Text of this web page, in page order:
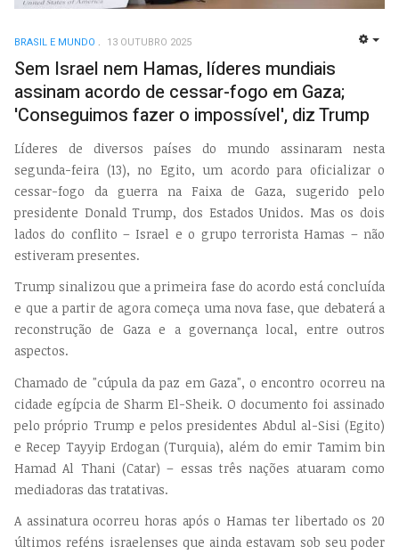
BRASIL E MUNDO 13 OUTUBRO 2025
Sem Israel nem Hamas, líderes mundiais
assinam acordo de cessar-fogo em Gaza;
'Conseguimos fazer o impossível', diz Trump
Líderes de diversos países do mundo assinaram nesta
segunda-feira (13), no Egito, um acordo para oficializar o
cessar-fogo da guerra na Faixa de Gaza, sugerido pelo
presidente Donald Trump, dos Estados Unidos. Mas os dois
lados do conflito – Israel e o grupo terrorista Hamas – não
estiveram presentes.
Trump sinalizou que a primeira fase do acordo está concluída
e que a partir de agora começa uma nova fase, que debaterá a
reconstrução de Gaza e a governança local, entre outros
aspectos.
Chamado de "cúpula da paz em Gaza", o encontro ocorreu na
cidade egípcia de Sharm El-Sheik. O documento foi assinado
pelo próprio Trump e pelos presidentes Abdul al-Sisi (Egito)
e Recep Tayyip Erdogan (Turquia), além do emir Tamim bin
Hamad Al Thani (Catar) – essas três nações atuaram como
mediadoras das tratativas.
A assinatura ocorreu horas após o Hamas ter libertado os 20
últimos reféns israelenses que ainda estavam sob seu poder